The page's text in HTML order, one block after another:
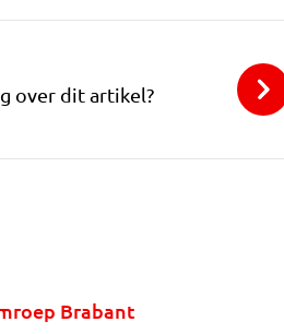
over dit artikel?
Brabant